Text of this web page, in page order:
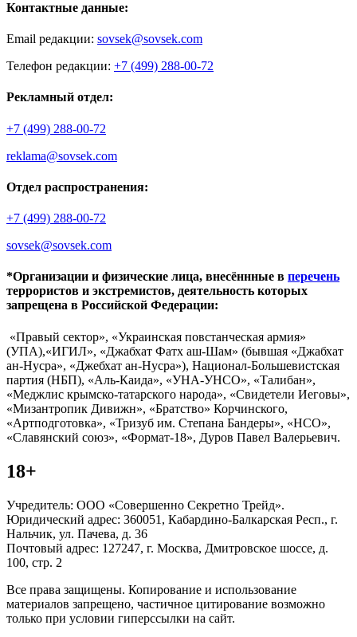
Контактные данные:
Email редакции: sovsek@sovsek.com
Телефон редакции: +7 (499) 288-00-72
Рекламный отдел:
+7 (499) 288-00-72
reklama@sovsek.com
Отдел распространения:
+7 (499) 288-00-72
sovsek@sovsek.com
*Организации и физические лица, внесённные в перечень
террористов и экстремистов, деятельность которых
запрещена в Российской Федерации:
«Правый сектор», «Украинская повстанческая армия»
(УПА),«ИГИЛ», «Джабхат Фатх аш-Шам» (бывшая «Джабхат
ан-Нусра», «Джебхат ан-Нусра»), Национал-Большевистская
партия (НБП), «Аль-Каида», «УНА-УНСО», «Талибан»,
«Меджлис крымско-татарского народа», «Свидетели Иеговы»,
«Мизантропик Дивижн», «Братство» Корчинского,
«Артподготовка», «Тризуб им. Степана Бандеры», «НСО»,
«Славянский союз», «Формат-18», Дуров Павел Валерьевич.
18+
Учредитель: ООО «Совершенно Секретно Трейд».
Юридический адрес: 360051, Кабардино-Балкарская Респ., г.
Нальчик, ул. Пачева, д. 36
Почтовый адрес: 127247, г. Москва, Дмитровское шоссе, д.
100, стр. 2
Все права защищены. Копирование и использование
материалов запрещено, частичное цитирование возможно
только при условии гиперссылки на сайт.